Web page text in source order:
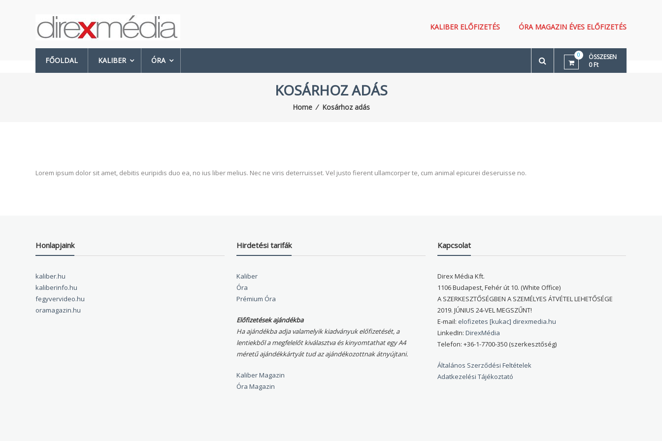
Direx
Média
KALIBER ELŐFIZETÉS ÓRA MAGAZIN ÉVES ELŐFIZETÉS
FŐOLDAL KALIBER ÓRA
0
ÖSSZESEN
0 Ft
KOSÁRHOZ ADÁS
Home ⁄ Kosárhoz adás
Lorem ipsum dolor sit amet, debitis euripidis duo ea, no ius liber melius. Nec ne viris deterruisset. Vel justo fierent ullamcorper te, cum animal epicurei deseruisse no.
Honlapjaink
kaliber.hu
kaliberinfo.hu
fegyvervideo.hu
oramagazin.hu
Hirdetési tarifák
Kaliber
Óra
Prémium Óra
Előfizetések ajándékba
Ha ajándékba adja valamelyik kiadványuk előfizetését, a
lentiekből a megfelelőt kiválasztva és kinyomtathat egy A4
méretű ajándékkártyát tud az ajándékozottnak átnyújtani.
Kaliber Magazin
Óra Magazin
Kapcsolat
Direx Média Kft.
1106 Budapest, Fehér út 10. (White Office)
A SZERKESZTŐSÉGBEN A SZEMÉLYES ÁTVÉTEL LEHETŐSÉGE
2019. JÚNIUS 24-VEL MEGSZŰNT!
E-mail: elofizetes [kukac] direxmedia.hu
LinkedIn:DirexMédia
Telefon: +36-1-7700-350 (szerkesztőség)
Általános Szerződési Feltételek
Adatkezelési Tájékoztató